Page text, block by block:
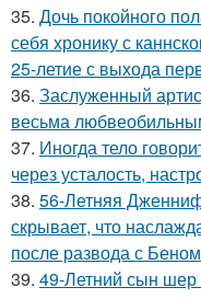
35. Дочь покойного
себя хронику с
25-летие с выхода
36. Заслуженный
весьма
37. Иногда тело
через усталость,
38. 56-Летняя
скрывает, что
после развода с
39. 49-Летний сын шер